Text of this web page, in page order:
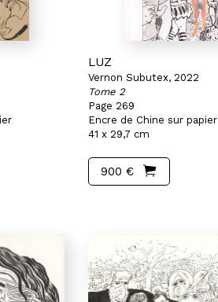
LUZ
Vernon Subutex, 2022
Tome 2
Page 269
Encre de Chine sur papier
41 x 29,7 cm
900 €